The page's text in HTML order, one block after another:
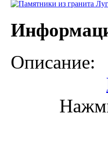
Описание: